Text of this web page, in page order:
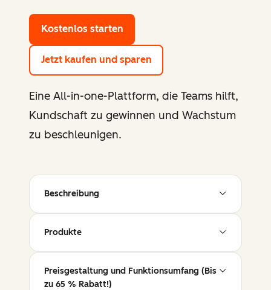
Kostenlos starten
Jetzt kaufen und sparen
Eine All-in-one-Plattform, die Teams hilft,
Kundschaft zu gewinnen und Wachstum
zu beschleunigen.
Beschreibung
Produkte
Preisgestaltung und Funktionsumfang (Bis
zu 65 % Rabatt!)